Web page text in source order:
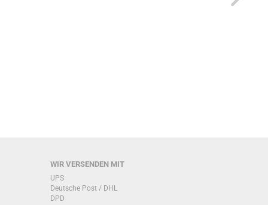
WIR VERSENDEN MIT
UPS
Deutsche Post / DHL
DPD